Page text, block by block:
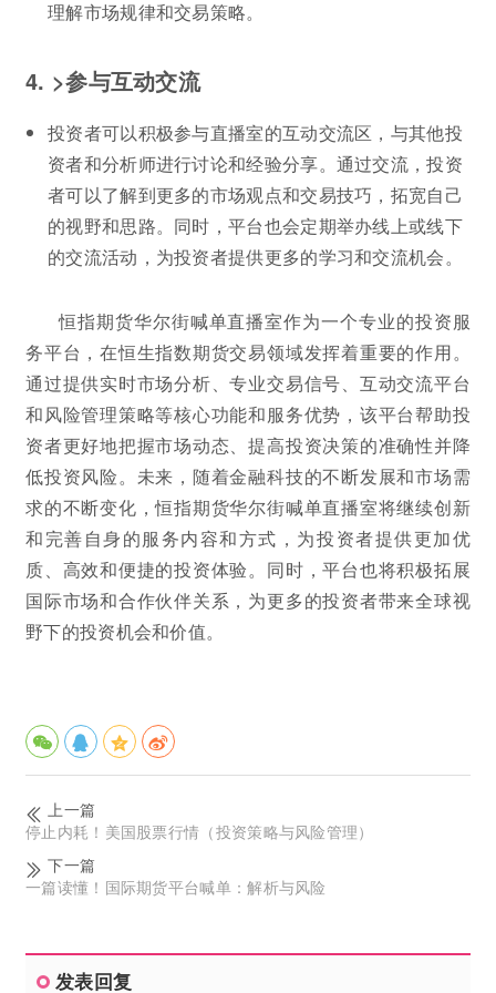
理解市场规律和交易策略。
4. >参与互动交流
投资者可以积极参与直播室的互动交流区，与其他投
资者和分析师进行讨论和经验分享。通过交流，投资
者可以了解到更多的市场观点和交易技巧，拓宽自己
的视野和思路。同时，平台也会定期举办线上或线下
的交流活动，为投资者提供更多的学习和交流机会。
恒指期货华尔街喊单直播室作为一个专业的投资服
务平台，在恒生指数期货交易领域发挥着重要的作用。
通过提供实时市场分析、专业交易信号、互动交流平台
和风险管理策略等核心功能和服务优势，该平台帮助投
资者更好地把握市场动态、提高投资决策的准确性并降
低投资风险。未来，随着金融科技的不断发展和市场需
求的不断变化，恒指期货华尔街喊单直播室将继续创新
和完善自身的服务内容和方式，为投资者提供更加优
质、高效和便捷的投资体验。同时，平台也将积极拓展
国际市场和合作伙伴关系，为更多的投资者带来全球视
野下的投资机会和价值。
上一篇
停止内耗！美国股票行情（投资策略与风险管理）
下一篇
一篇读懂！国际期货平台喊单：解析与风险
发表回复